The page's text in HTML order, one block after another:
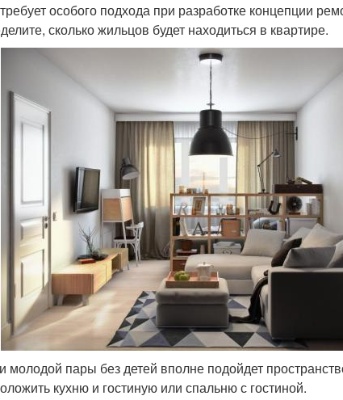
особого подхода при разработке концепции
сколько жильцов будет находиться в квартире.
молодой пары без детей вполне подойдет
кухню и гостиную или спальню с гостиной.